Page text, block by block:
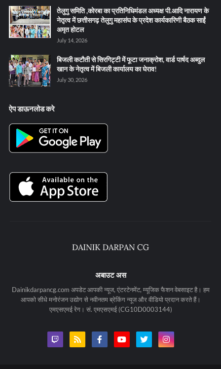
तेलुगु समिति ,कोरबा का प्रतिनिधिमंडल अध्यक्ष पी.आदि नारायण के
नेतृत्व में छत्तीसगढ़ तेलुगु महासंघ के प्रदेश कार्यकारिणी बैठक साईं
अमृत होटल
July 14, 2026
बिजली कटौती से सिरगिट्टी में फूटा जनाक्रोश, वार्ड पार्षद अब्दुल
खान के नेतृत्व में बिजली कार्यालय का घेराव!
July 30, 2026
ऐप डाऊनलोड करे
अबाउट अस
Dainikdarpancg.com अपडेट आपकी न्यूज, एंटरटेनमेंट, म्यूजिक फैशन वेबसाइट है। हम
आपको सीधे मनोरंजन उद्योग से नवीनतम ब्रेकिंग न्यूज और वीडियो प्रदान करते हैं।
एमएसएमई रेग। सं. एमएसएमई (CG10D0003144)